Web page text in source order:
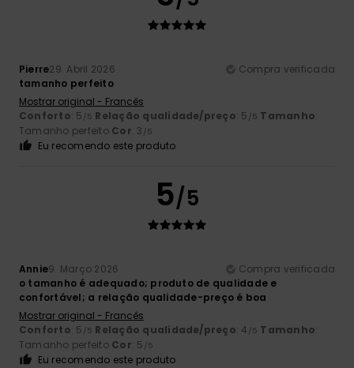
Pierre29. Abril 2026
Compra verificada
tamanho perfeito
Mostrar original - Francês
Conforto: 5 /5 Relação qualidade/preço: 5 /5 Tamanho:
Tamanho perfeito Cor: 3 /5
Eu recomendo este produto
5/5
Annie9. Março 2026
Compra verificada
o tamanho é adequado; produto de qualidade e
confortável; a relação qualidade-preço é boa
Mostrar original - Francês
Conforto: 5 /5 Relação qualidade/preço: 4 /5 Tamanho:
Tamanho perfeito Cor: 5 /5
Eu recomendo este produto